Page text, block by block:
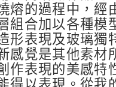
熔的過程中，經
組合加以各種模
形表現及玻璃獨
感覺是其他素材
作表現的美感特